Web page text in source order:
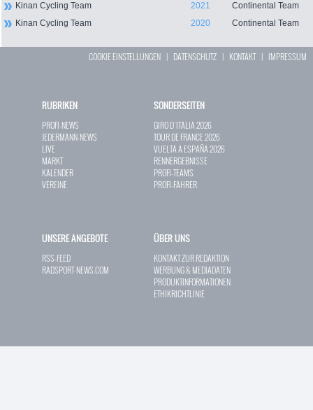
Kinan Cycling Team
2021
Continental Team
Kinan Cycling Team
2020 Continental Team
COOKIE EINSTELLUNGEN | DATENSCHUTZ | KONTAKT| IMPRESSUM
RUBRIKEN
PROFI-NEWS
JEDERMANN-NEWS
LIVE
MARKT
KALENDER
VEREINE
SONDERSEITEN
GIRO D`ITALIA 2026
TOUR DE FRANCE 2026
VUELTA A ESPAÑA 2026
RENNERGEBNISSE
PROFI-TEAMS
PROFI-FAHRER
UNSERE ANGEBOTE
RSS-FEED
RADSPORT-NEWS.COM
ÜBER UNS
KONTAKT ZUR REDAKTION
WERBUNG & MEDIADATEN
PRODUKTINFORMATIONEN
ETHIKRICHTLINIE